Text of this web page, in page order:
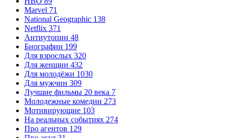
Marvel 71
National Geographic 138
Netflix 371
Антиутопии 48
Биографии 199
Для взрослых 320
Для женщин 432
Для молодёжи 1030
Для мужчин 309
Лучшие фильмы 20 века 7
Молодежные комедии 273
Мотивирующие 103
На реальных событиях 274
Про агентов 129